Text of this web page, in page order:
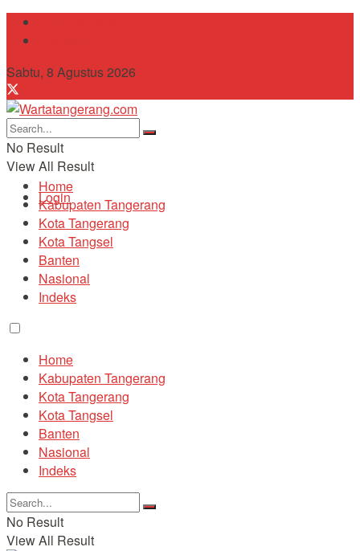
Sabtu, 8 Agustus 2026
No Result
View All Result
Login
Home
Kabupaten Tangerang
Kota Tangerang
Kota Tangsel
Banten
Nasional
Indeks
Home
Kabupaten Tangerang
Kota Tangerang
Kota Tangsel
Banten
Nasional
Indeks
No Result
View All Result